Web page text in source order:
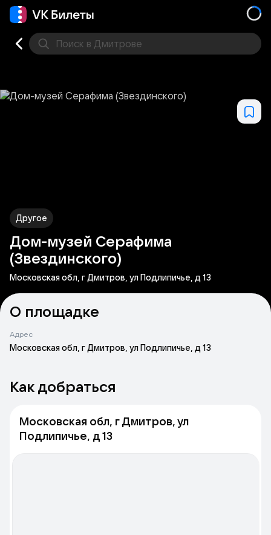
Поиск в Дмитрове
Другое
Дом-музей Серафима
(Звездинского)
Московская обл, г Дмитров, ул Подлипичье, д 13
О площадке
Адрес
Московская обл, г Дмитров, ул Подлипичье, д 13
Как добраться
Московская обл, г Дмитров, ул
Подлипичье, д 13